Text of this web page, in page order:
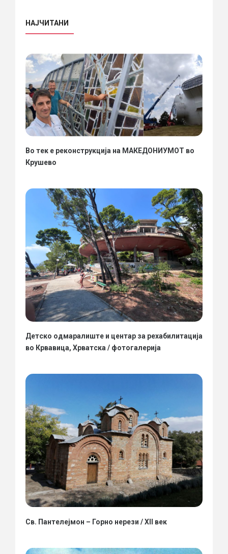
НАЈЧИТАНИ
Во тек е реконструкција на МАКЕДОНИУМОТ во
Крушево
Детско одмаралиште и центар за рехабилитација
во Крвавица, Хрватска / фотогалерија
Св. Пантелејмон – Горно нерези / XII век